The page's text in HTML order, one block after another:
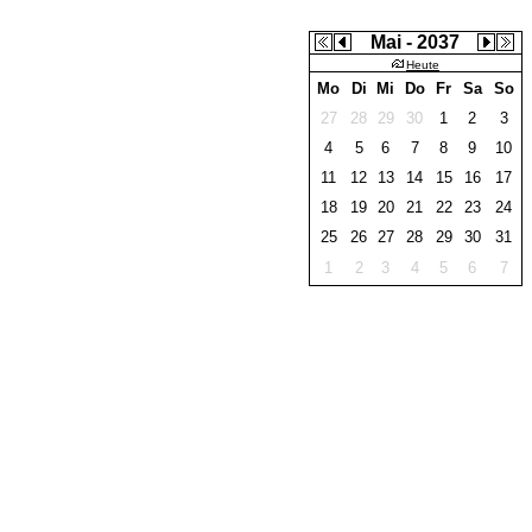
Mai - 2037
Heute
Mo Di Mi Do Fr Sa
So
27
28 29 30 1 2
3
4
5 6 7 8 9
10
11
12 13 14 15 16
17
18
19 20 21 22 23
24
25
26 27 28 29 30
31
1
2 3 4 5 6 7